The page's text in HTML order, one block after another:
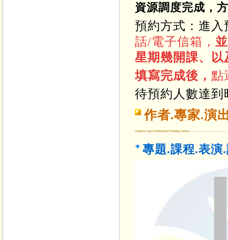
資源調度完成，
預約方式：進
話/電子信箱 ，
星期幾開課、
填寫完成後， 點
待預約人數達
作者.專家.演
專題.課程.表演